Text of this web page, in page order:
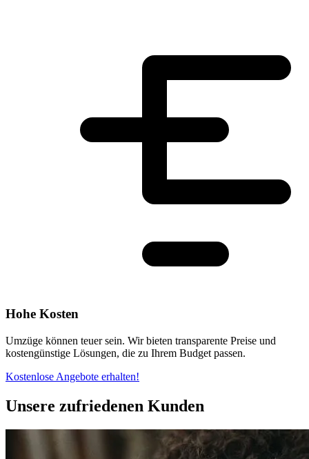
Hohe Kosten
Umzüge können teuer sein. Wir bieten transparente Preise und
kostengünstige Lösungen, die zu Ihrem Budget passen.
Kostenlose Angebote erhalten!
Unsere zufriedenen Kunden